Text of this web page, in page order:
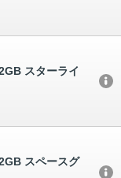
スターライ
スペースグ